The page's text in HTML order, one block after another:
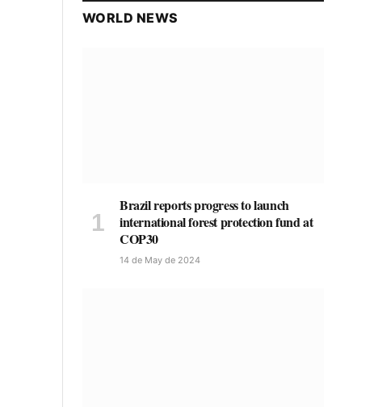
WORLD NEWS
Brazil reports progress to launch
international forest protection fund at
COP30
14 de May de 2024